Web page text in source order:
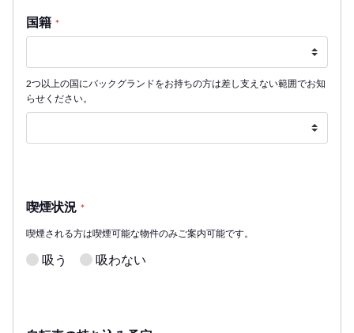
国籍 *
2つ以上の国にバックグランドをお持ちの方は差し支えない範囲でお知
らせください。
喫煙状況 *
喫煙される方は喫煙可能な物件のみご案内可能です。
吸う 吸わない